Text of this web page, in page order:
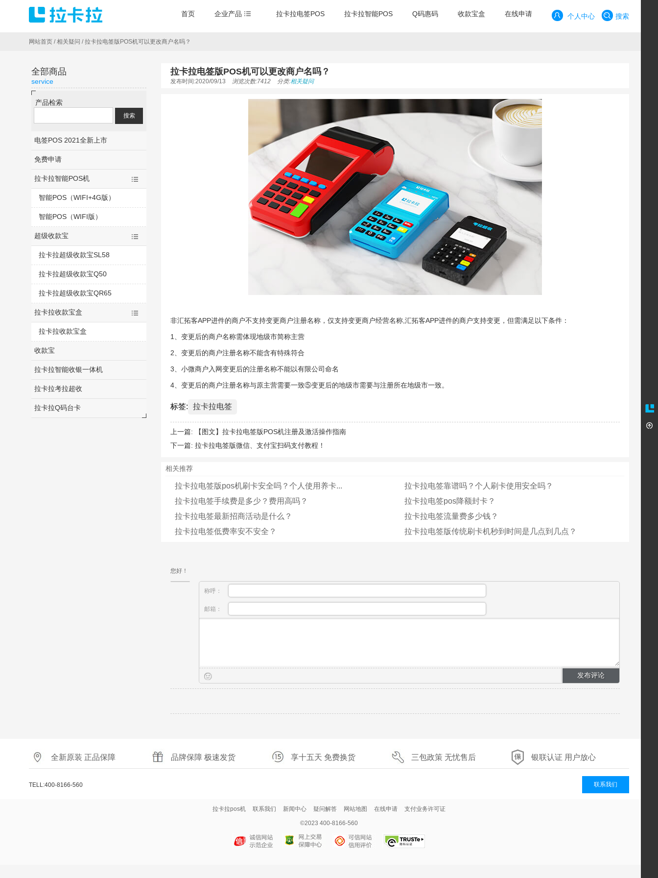
个人中心 搜索
首页 企业产品 拉卡拉电签POS 拉卡拉智能POS Q码惠码 收款宝盒 在线申请
网站首页 /相关疑问 /拉卡拉电签版POS机可以更改商户名吗？
全部商品
service
产品检索
电签POS 2021全新上市
免费申请
拉卡拉智能POS机
智能POS（WIFI+4G版）
智能POS（WIFI版）
超级收款宝
拉卡拉超级收款宝SL58
拉卡拉超级收款宝Q50
拉卡拉超级收款宝QR65
拉卡拉收款宝盒
拉卡拉收款宝盒
收款宝
拉卡拉智能收银一体机
拉卡拉考拉超收
拉卡拉Q码台卡
拉卡拉电签版POS机可以更改商户名吗？
发布时间:2020/09/13 浏览次数:7412 分类:相关疑问
非汇拓客APP进件的商户不支持变更商户注册名称，仅支持变更商户经营名称,汇拓客APP进件的商户支持变更，但需满足以下条件：
1、变更后的商户名称需体现地级市简称主营
2、变更后的商户注册名称不能含有特殊符合
3、小微商户入网变更后的注册名称不能以有限公司命名
4、变更后的商户注册名称与原主营需要一致⑤变更后的地级市需要与注册所在地级市一致。
标签: 拉卡拉电签
上一篇:
【图文】拉卡拉电签版POS机注册及激活操作指南
下一篇: 拉卡拉电签版微信、支付宝扫码支付教程！
相关推荐
拉卡拉电签版pos机刷卡安全吗？个人使用养卡...
拉卡拉电签靠谱吗？个人刷卡使用安全吗？
拉卡拉电签手续费是多少？费用高吗？
拉卡拉电签pos降额封卡？
拉卡拉电签最新招商活动是什么？
拉卡拉电签流量费多少钱？
拉卡拉电签低费率安不安全？
拉卡拉电签版传统刷卡机秒到时间是几点到几点？
您好！
称呼：
邮箱：
全新原装 正品保障 品牌保障 极速发货 享十五天 免费换货 三包政策 无忧售后 银联认证 用户放心
TELL:400-8166-560 联系我们
拉卡拉pos机 联系我们 新闻中心 疑问解答 网站地图 在线申请 支付业务许可证
©2023 400-8166-560